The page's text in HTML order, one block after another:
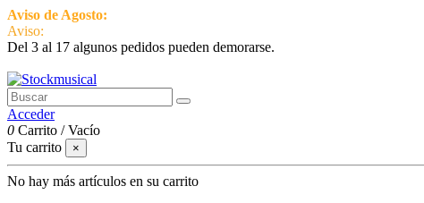
Aviso de Agosto:
Aviso:
Del 3 al 17 algunos pedidos pueden demorarse.
Acceder
0 Carrito /Vacío
Tu carrito
×
No hay más artículos en su carrito